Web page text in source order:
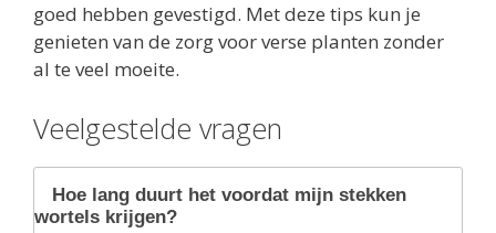
goed hebben gevestigd. Met deze tips kun je
genieten van de zorg voor verse planten zonder
al te veel moeite.
Veelgestelde vragen
Hoe lang duurt het voordat mijn stekken
wortels krijgen?